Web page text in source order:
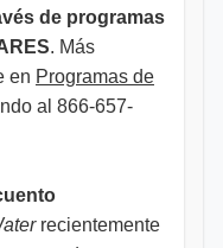
de programas
. Más
en Programas de
al 866-657-
recientemente